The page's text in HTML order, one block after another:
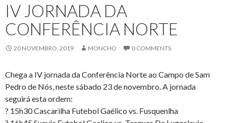
IV JORNADA DA
CONFERÊNCIA NORTE
20 NOVEMBRO, 2019 MONCHO 0 COMMENTS
Chega a IV jornada daConferência Norte ao Campo de Sam
Pedro de Nós,neste sábado 23 de novembro. A jornada
seguirá esta ordem:
? 15h30Cascarilha Futebol Gaélico vs. Fusquenlha